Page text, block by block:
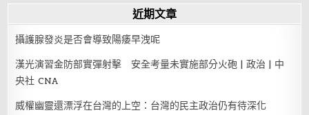
近期文章
攝護腺發炎是否會導致陽痿早洩呢
漢光演習金防部實彈射擊 安全考量未實施部分火砲 | 政治 | 中
央社 CNA
威權幽靈還漂浮在台灣的上空：台灣的民主政治仍有待深化